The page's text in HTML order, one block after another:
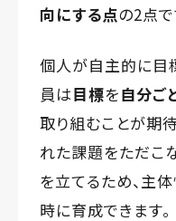
向にする点の2点で
個人が自主的に目
員は目標を自分ご
取り組むことが期
れた課題をただこ
を立てるため、主
時に育成できます。